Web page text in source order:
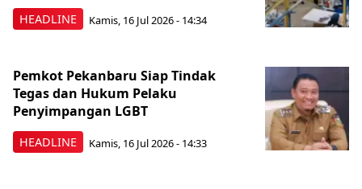
HEADLINE Kamis, 16 Jul 2026 - 14:34
HEADLINE
Pemkot Pekanbaru Siap Tindak
Tegas dan Hukum Pelaku
Penyimpangan LGBT
Kamis, 16 Jul 2026 - 14:33